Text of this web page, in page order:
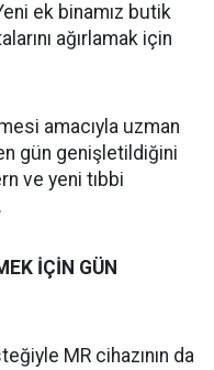
ek binamız butik
ağırlamak için
amacıyla uzman
gün genişletildiğini
ve yeni tıbbi
İÇİN GÜN
MR cihazının da